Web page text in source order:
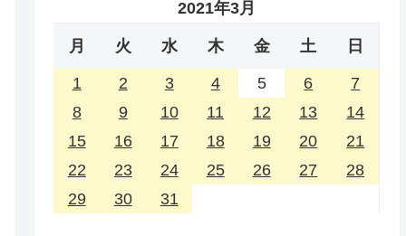
2021年3月
月 火 水 木 金 土 日
1 2 3 4 5 6
7
8
9 10 11 12 13
14
15
16 17 18 19 20
21
22
23 24 25 26 27
28
29
30 31